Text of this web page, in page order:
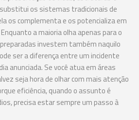
os sistemas tradicionais de
os complementa e os potencializa em
a maioria olha apenas para o
investem também naquilo
ser a diferença entre um incidente
anunciada. Se você atua em áreas
seja hora de olhar com mais atenção
eficiência, quando o assunto é
precisa estar sempre um passo à